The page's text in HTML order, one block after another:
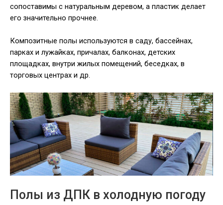
сопоставимы с натуральным деревом, а пластик делает
его значительно прочнее.
Композитные полы используются в саду, бассейнах,
парках и лужайках, причалах, балконах, детских
площадках, внутри жилых помещений, беседках, в
торговых центрах и др.
Полы из ДПК в холодную погоду